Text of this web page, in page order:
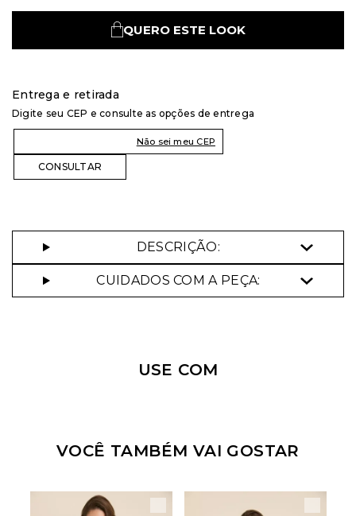
QUERO ESTE LOOK
Entrega e retirada
Digite seu CEP e consulte as opções de entrega
Não sei meu CEP
DESCRIÇÃO:
CUIDADOS COM A PEÇA:
USE COM
VOCÊ TAMBÉM VAI GOSTAR